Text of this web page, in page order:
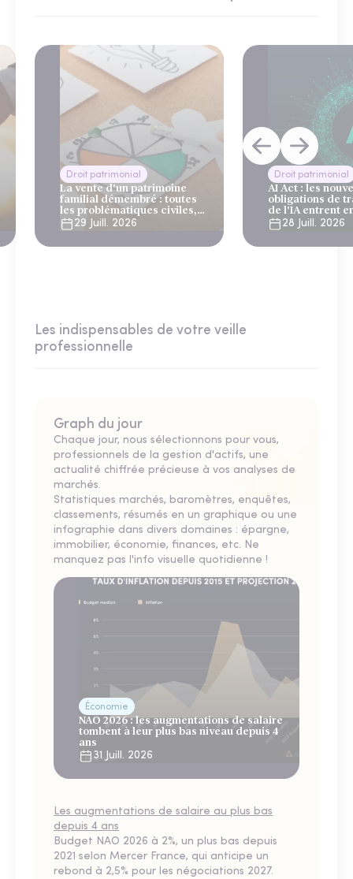
Droit patrimonial
La vente d'un patrimoine
familial démembré : toutes
les problématiques civiles,
fiscales et successorales
29 Juill. 2026
Droit patrimonial
AI Act : les
obligations de
de l'IA entrent
août 2026
28 Juill. 2026
Les indispensables de votre veille
professionnelle
Graph du jour
Chaque jour, nous sélectionnons pour vous,
professionnels de la gestion d'actifs, une
actualité chiffrée précieuse à vos analyses de
marchés.
Statistiques marchés, baromètres, enquêtes,
classements, résumés en un graphique ou une
infographie dans divers domaines : épargne,
immobilier, économie, finances, etc. Ne
manquez pas l'info visuelle quotidienne !
Économie
NAO 2026 : les augmentations de salaire
tombent à leur plus bas niveau depuis 4
ans
31 Juill. 2026
Les augmentations de salaire au plus bas
depuis 4 ans
Budget NAO 2026 à 2%, un plus bas depuis
2021 selon Mercer France, qui anticipe un
rebond à 2,5% pour les négociations 2027.